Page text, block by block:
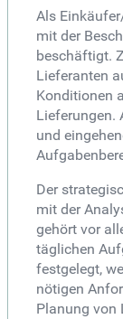
Als
mit der
beschäftigt.
Lieferanten
Konditionen
Lieferungen.
und
Der
mit der
gehört vor
täglichen
festgelegt,
nötigen
Planung von